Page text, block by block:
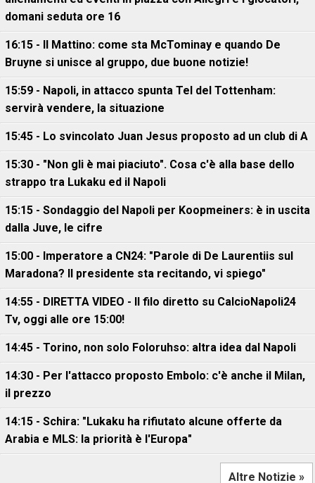
domani seduta ore 16
16:15 - Il Mattino: come sta McTominay e quando De
Bruyne si unisce al gruppo, due buone notizie!
15:59 - Napoli, in attacco spunta Tel del Tottenham:
servirà vendere, la situazione
15:45 - Lo svincolato Juan Jesus proposto ad un club di A
15:30 - "Non gli è mai piaciuto". Cosa c'è alla base dello
strappo tra Lukaku ed il Napoli
15:15 - Sondaggio del Napoli per Koopmeiners: è in uscita
dalla Juve, le cifre
15:00 - Imperatore a CN24: "Parole di De Laurentiis sul
Maradona? Il presidente sta recitando, vi spiego"
14:55 - DIRETTA VIDEO - Il filo diretto su CalcioNapoli24
Tv, oggi alle ore 15:00!
14:45 - Torino, non solo Foloruhso: altra idea dal Napoli
14:30 - Per l'attacco proposto Embolo: c'è anche il Milan,
il prezzo
14:15 - Schira: "Lukaku ha rifiutato alcune offerte da
Arabia e MLS: la priorità è l'Europa"
Altre Notizie »